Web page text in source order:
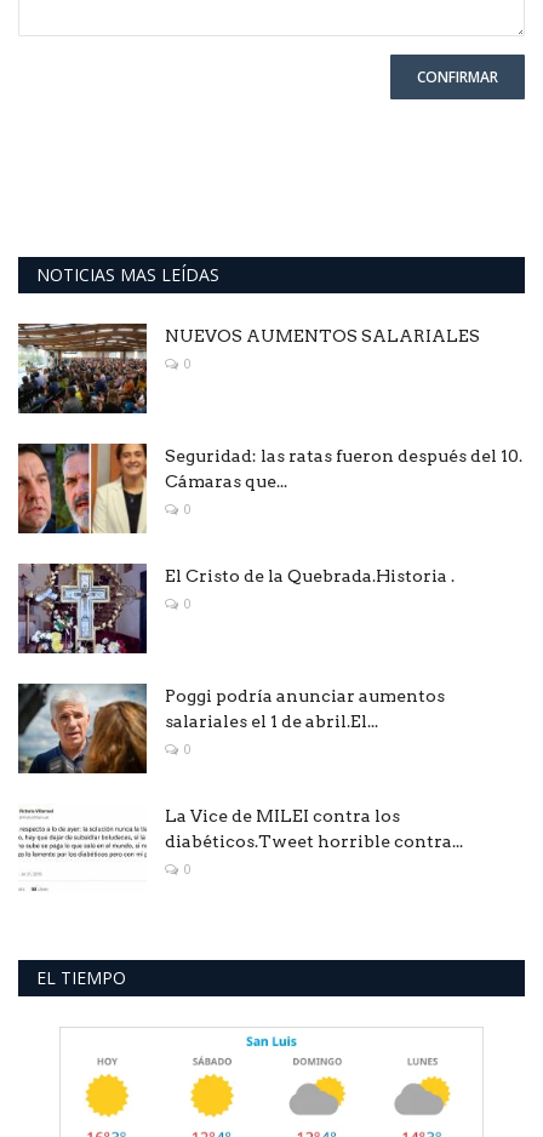
CONFIRMAR
NOTICIAS MAS LEÍDAS
NUEVOS AUMENTOS SALARIALES
0
Seguridad: las ratas fueron después del 10.
Cámaras que...
0
El Cristo de la Quebrada.Historia .
0
Poggi podría anunciar aumentos
salariales el 1 de abril.El...
0
La Vice de MILEI contra los
diabéticos.Tweet horrible contra...
0
EL TIEMPO